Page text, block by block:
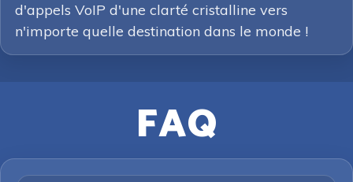
d'appels VoIP d'une clarté cristalline vers
n'importe quelle destination dans le monde !
FAQ